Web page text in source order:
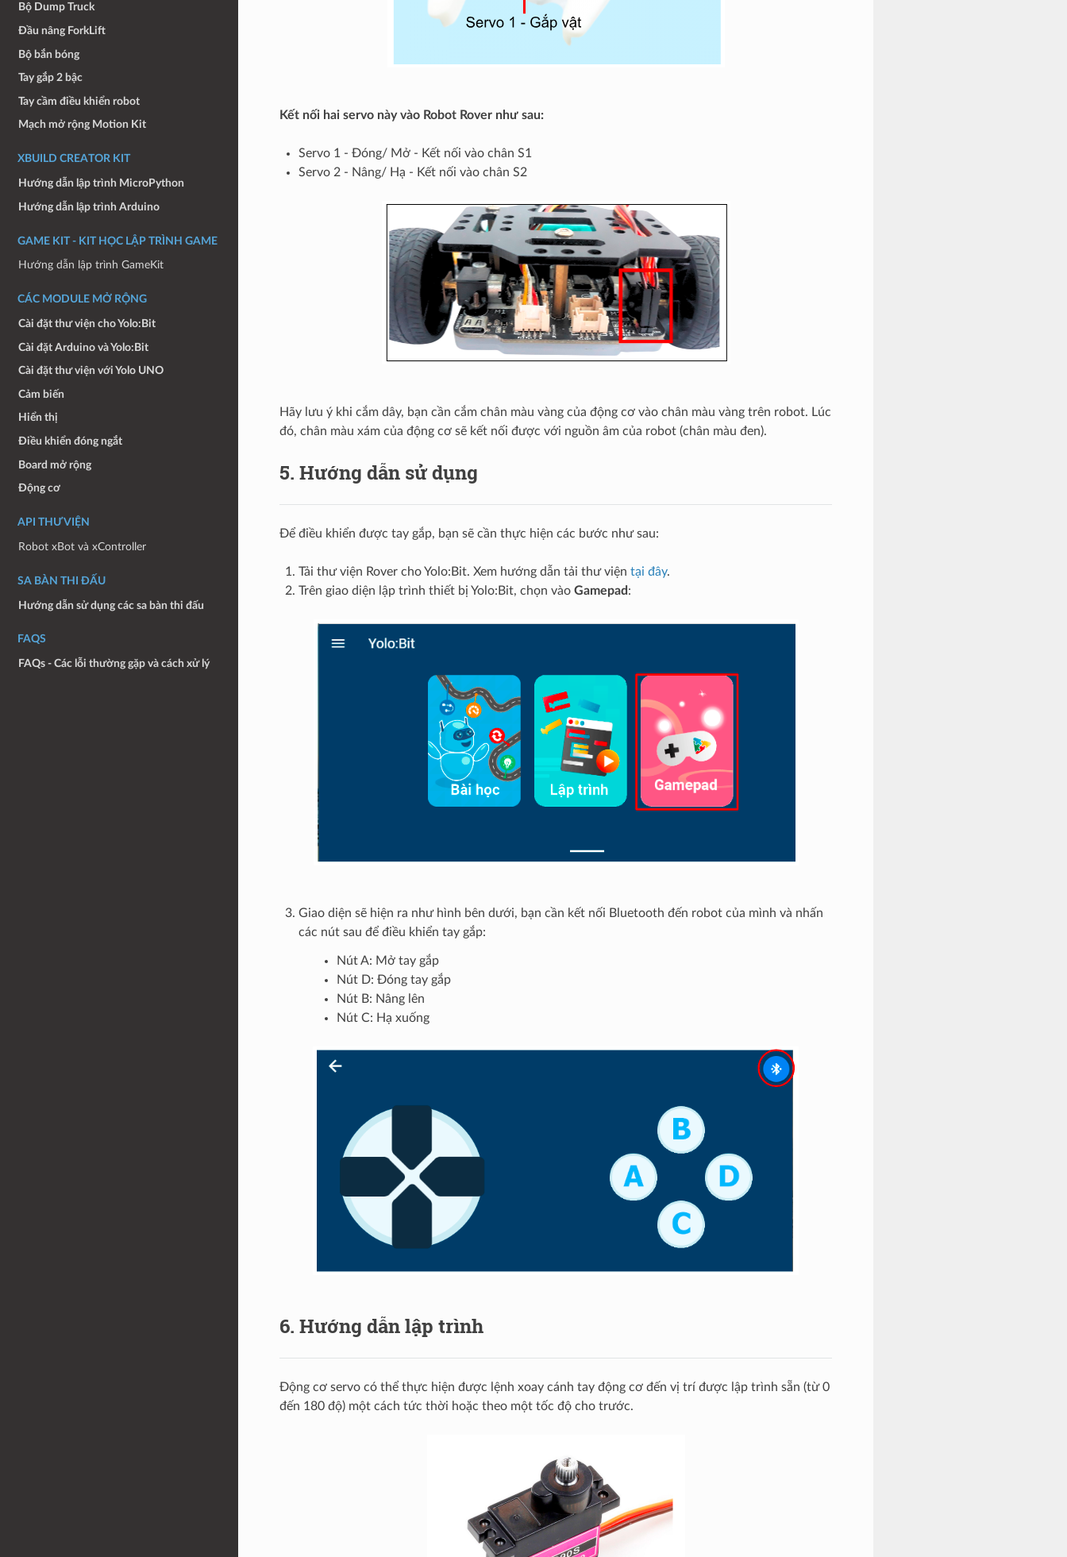
Bộ Dump Truck
Đầu nâng ForkLift
Bộ bắn bóng
Tay gắp 2 bậc
Tay cầm điều khiển robot
Mạch mở rộng Motion Kit
XBUILD CREATOR KIT
Hướng dẫn lập trình MicroPython
Hướng dẫn lập trình Arduino
GAME KIT - KIT HỌC LẬP TRÌNH GAME
Hướng dẫn lập trình GameKit
CÁC MODULE MỞ RỘNG
Cài đặt thư viện cho Yolo:Bit
Cài đặt Arduino và Yolo:Bit
Cài đặt thư viện với Yolo UNO
Cảm biến
Hiển thị
Điều khiển đóng ngắt
Board mở rộng
Động cơ
API THƯ VIỆN
Robot xBot và xController
SA BÀN THI ĐẤU
Hướng dẫn sử dụng các sa bàn thi đấu
FAQS
FAQs - Các lỗi thường gặp và cách xử lý
Kết nối hai servo này vào Robot Rover như sau:
Servo 1 - Đóng/ Mở - Kết nối vào chân S1
Servo 2 - Nâng/ Hạ - Kết nối vào chân S2
Hãy lưu ý khi cắm dây, bạn cần cắm chân màu vàng của động cơ vào chân màu vàng trên robot. Lúc
đó, chân màu xám của động cơ sẽ kết nối được với nguồn âm của robot (chân màu đen).
5. Hướng dẫn sử dụng
Để điều khiển được tay gắp, bạn sẽ cần thực hiện các bước như sau:
Tải thư viện Rover cho Yolo:Bit. Xem hướng dẫn tải thư viện tại đây.
Trên giao diện lập trình thiết bị Yolo:Bit, chọn vào Gamepad :
Giao diện sẽ hiện ra như hình bên dưới, bạn cần kết nối Bluetooth đến robot của mình và nhấn
các nút sau để điều khiển tay gắp:
Nút A: Mở tay gắp
Nút D: Đóng tay gắp
Nút B: Nâng lên
Nút C: Hạ xuống
6. Hướng dẫn lập trình
Động cơ servo có thể thực hiện được lệnh xoay cánh tay động cơ đến vị trí được lập trình sẵn (từ 0
đến 180 độ) một cách tức thời hoặc theo một tốc độ cho trước.